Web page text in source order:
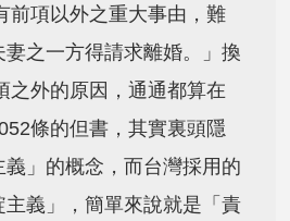
前項以外之重大事由，難
妻之一方得請求離婚。」換
之外的原因，通通都算在
條的但書，其實裏頭隱
」的概念，而台灣採用的
主義」，簡單來說就是「責